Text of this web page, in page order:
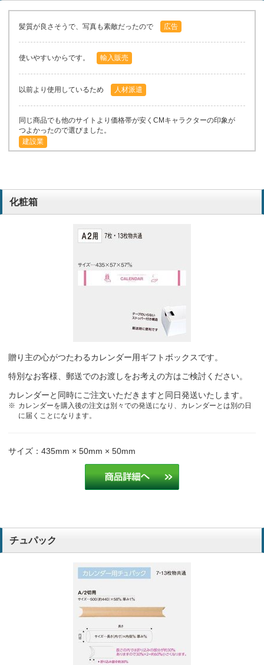
髪質が良さそうで、写真も素敵だったので 広告
使いやすいからです。 輸入販売
以前より使用しているため 人材派遣
同じ商品でも他のサイトより価格帯が安くCMキャラクターの印象が
つよかったので選びました。
建設業
化粧箱
贈り主の心がつたわるカレンダー用ギフトボックスです。
特別なお客様、郵送でのお渡しをお考えの方はご検討ください。
カレンダーと同時にご注文いただきますと同日発送いたします。
カレンダーを購入後の注文は別々での発送になり、カレンダーとは別の日
に届くことになります。
サイズ：435mm × 50mm × 50mm
チュパック